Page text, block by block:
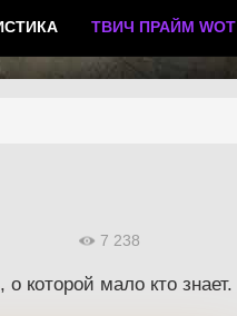
ТВИЧ ПРАЙМ WOT
7 238
которой мало кто знает.